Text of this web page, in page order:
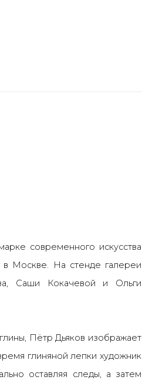
современного искусства
Москве. На стенде галереи
Саши Кокачевой и Ольги
Пётр Дьяков изображает
глиняной лепки художник
оставляя следы, а затем